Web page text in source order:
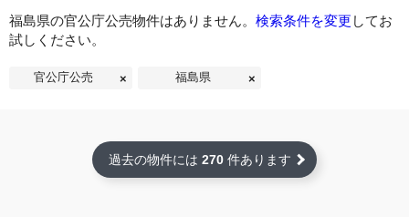
福島県の官公庁公売物件はありません。 検索条件を変更 してお
試しください。
官公庁公売 福島県
過去の物件には 270 件あります